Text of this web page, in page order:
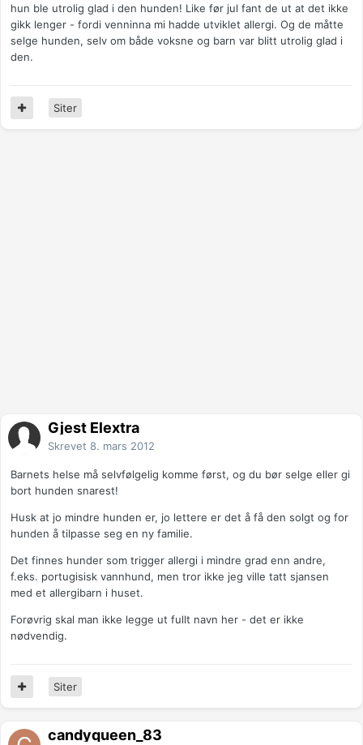
hun ble utrolig glad i den hunden! Like før jul fant de ut at det ikke
gikk lenger - fordi venninna mi hadde utviklet allergi. Og de måtte
selge hunden, selv om både voksne og barn var blitt utrolig glad i
den.
Siter
Gjest Elextra
Skrevet 8. mars 2012
Barnets helse må selvfølgelig komme først, og du bør selge eller gi
bort hunden snarest!
Husk at jo mindre hunden er, jo lettere er det å få den solgt og for
hunden å tilpasse seg en ny familie.
Det finnes hunder som trigger allergi i mindre grad enn andre,
f.eks. portugisisk vannhund, men tror ikke jeg ville tatt sjansen
med et allergibarn i huset.
Forøvrig skal man ikke legge ut fullt navn her - det er ikke
nødvendig.
Siter
candyqueen_83